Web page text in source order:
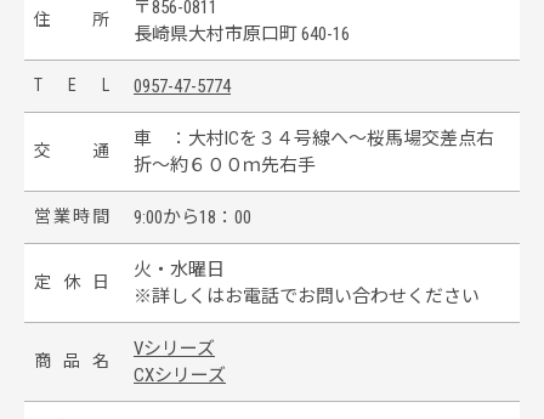
住 所
〒856-0811
長崎県大村市原口町 640-16
T E 0957-47-5774
交 通
車 ：大村ICを３４号線へ～桜馬場交差点右
折～約６００ｍ先右手
営業 時 間 9:00から18：00
定 休 日
火・水曜日
※詳しくはお電話でお問い合わせください
商 品 名
Vシリーズ
CXシリーズ